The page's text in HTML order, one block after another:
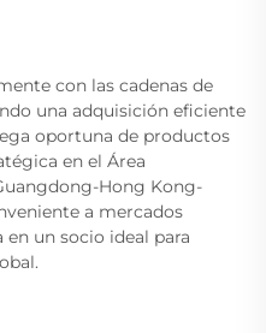
con las cadenas de
una adquisición eficiente
oportuna de productos
en el Área
Hong Kong-
a mercados
un socio ideal para